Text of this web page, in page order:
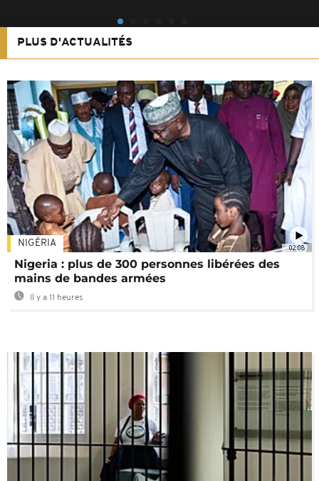
PLUS D'ACTUALITÉS
02:08
NIGÉRIA
Nigeria : plus de 300 personnes libérées des
mains de bandes armées
Il y a 11 heures